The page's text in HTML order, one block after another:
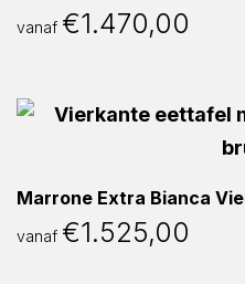
vanaf €1.470,00
Marrone Extra Bianca
vanaf €1.525,00